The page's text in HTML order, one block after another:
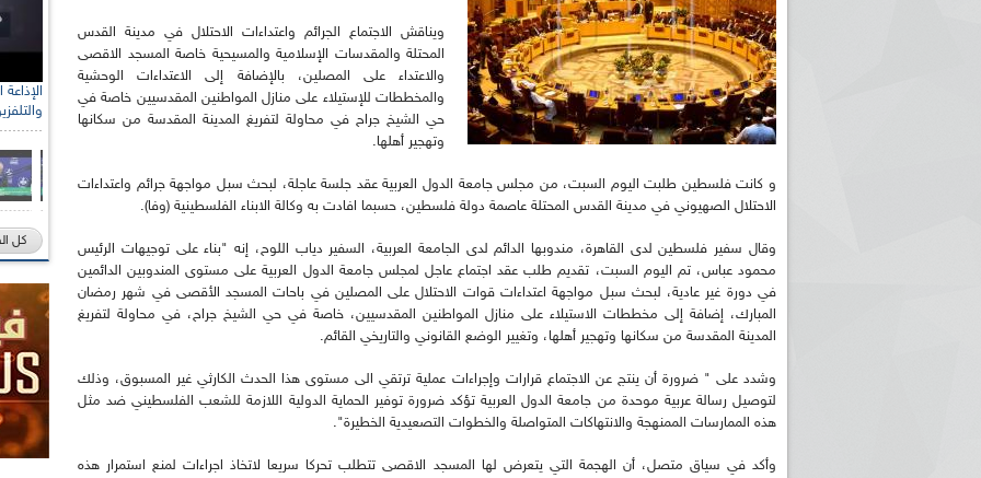
ويناقش الاجتماع الجرائم واعتداءات الاحتلال في مدينة القدس
المحتلة والمقدسات الإسلامية والمسيحية خاصة المسجد الاقصى
والاعتداء على المصلين، بالإضافة إلى الاعتداءات الوحشية
والمخططات للإستيلاء على منازل المواطنين المقدسيين خاصة في
حي الشيخ جراح في محاولة لتفريغ المدينة المقدسة من سكانها
وتهجير أهلها.
و كانت فلسطين طلبت اليوم السبت، من مجلس جامعة الدول العربية عقد جلسة عاجلة، لبحث سبل مواجهة جرائم واعتداءات
الاحتلال الصهيوني في مدينة القدس المحتلة عاصمة دولة فلسطين، حسبما افادت به وكالة الابناء الفلسطينية (وفا).
وقال سفير فلسطين لدى القاهرة، مندوبها الدائم لدى الجامعة العربية، السفير دياب اللوح، إنه "بناء على توجيهات الرئيس
محمود عباس، تم اليوم السبت، تقديم طلب عقد اجتماع عاجل لمجلس جامعة الدول العربية على مستوى المندوبين الدائمين
في دورة غير عادية، لبحث سبل مواجهة اعتداءات قوات الاحتلال على المصلين في باحات المسجد الأقصى في شهر رمضان
المبارك، إضافة إلى مخططات الاستيلاء على منازل المواطنين المقدسيين، خاصة في حي الشيخ جراح، في محاولة لتفريغ
المدينة المقدسة من سكانها وتهجير أهلها، وتغيير الوضع القانوني والتاريخي القائم.
وشدد على " ضرورة أن ينتج عن الاجتماع قرارات وإجراءات عملية ترتقي الى مستوى هذا الحدث الكارثي غير المسبوق، وذلك
لتوصيل رسالة عربية موحدة من جامعة الدول العربية تؤكد ضرورة توفير الحماية الدولية اللازمة للشعب الفلسطيني ضد مثل
هذه الممارسات الممنهجة والانتهاكات المتواصلة والخطوات التصعيدية الخطيرة".
وأكد في سياق متصل، أن الهجمة التي يتعرض لها المسجد الاقصى تتطلب تحركا سريعا لاتخاذ اجراءات لمنع استمرار هذه
كل